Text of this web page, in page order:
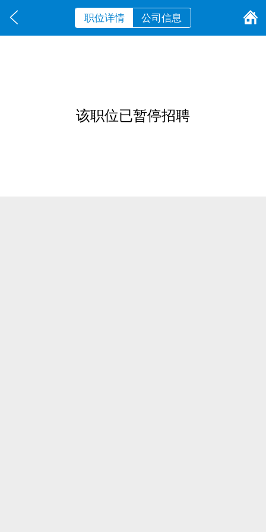
职位详情 公司信息
该职位已暂停招聘